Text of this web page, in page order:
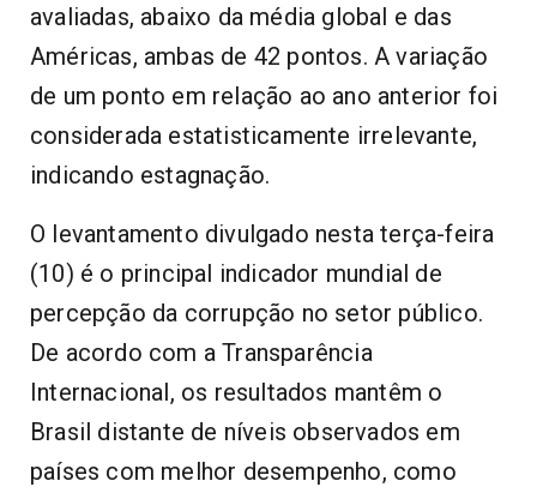
avaliadas, abaixo da média global e das
Américas, ambas de 42 pontos. A variação
de um ponto em relação ao ano anterior foi
considerada estatisticamente irrelevante,
indicando estagnação.
O levantamento divulgado nesta terça-feira
(10) é o principal indicador mundial de
percepção da corrupção no setor público.
De acordo com a Transparência
Internacional, os resultados mantêm o
Brasil distante de níveis observados em
países com melhor desempenho, como